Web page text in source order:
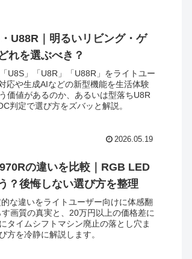
U88R｜明るいリビング・ゲ
れを選ぶべき？
U8S」「U8R」「U88R」をライトユー
応や生成AIなどの新型機能を生活体験
価値があるのか、あるいは型落ちU8R
判定で選び方をズバッと解説。
2026.05.19
の違いを比較｜RGB LED
？後悔しない選び方を整理
な違いをライトユーザー向けに体感翻
画質の真実と、20万円以上の価格差に
タイムシフトマシン廃止の落とし穴ま
方を冷静に解説します。